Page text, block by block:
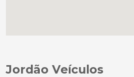
Jordão Veículos